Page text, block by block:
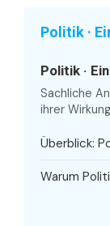
Politik ·
Politik ·
Sachliche
ihrer
Überblick:
Warum